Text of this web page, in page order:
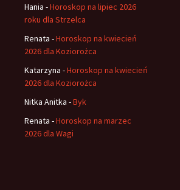
Hania -Horoskop na lipiec 2026
roku dla Strzelca
Renata -Horoskop na kwiecień
2026 dla Koziorożca
Katarzyna -Horoskop na kwiecień
2026 dla Koziorożca
Nitka Anitka -Byk
Renata -Horoskop na marzec
2026 dla Wagi